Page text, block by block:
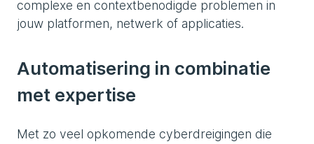
complexe en contextbenodigde problemen in
jouw platformen, netwerk of applicaties.
Automatisering in combinatie
met expertise
Met zo veel opkomende cyberdreigingen die